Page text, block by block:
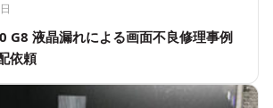
G8 液晶漏れによる画面不良修理事例
依頼